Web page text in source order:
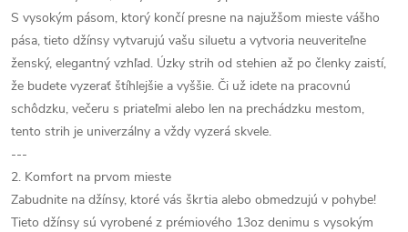
S vysokým pásom, ktorý končí presne na najužšom mieste vášho
pása, tieto džínsy vytvarujú vašu siluetu a vytvoria neuveriteľne
ženský, elegantný vzhľad. Úzky strih od stehien až po členky zaistí,
že budete vyzerať štíhlejšie a vyššie. Či už idete na pracovnú
schôdzku, večeru s priateľmi alebo len na prechádzku mestom,
tento strih je univerzálny a vždy vyzerá skvele.
---
2. Komfort na prvom mieste
Zabudnite na džínsy, ktoré vás škrtia alebo obmedzujú v pohybe!
Tieto džínsy sú vyrobené z prémiového 13oz denimu s vysokým